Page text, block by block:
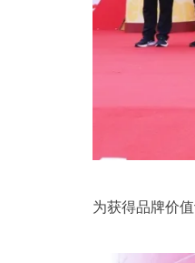
为获得品牌价